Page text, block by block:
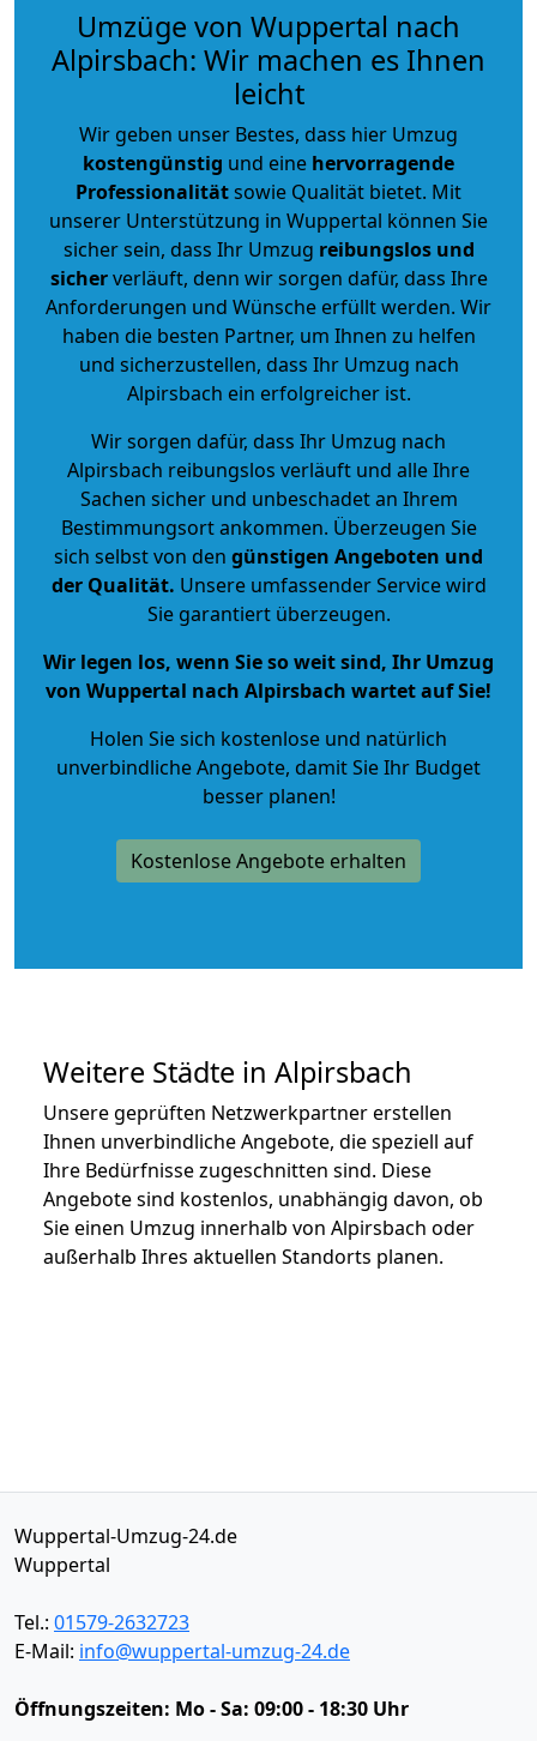
Umzüge von Wuppertal nach
Alpirsbach: Wir machen es Ihnen
leicht
Wir geben unser Bestes, dass hier Umzug
kostengünstig und eine hervorragende
Professionalitätsowie Qualität bietet. Mit
unserer Unterstützung in Wuppertal können Sie
sicher sein, dass Ihr Umzug reibungslos und
sicherverläuft, denn wir sorgen dafür, dass Ihre
Anforderungen und Wünsche erfüllt werden. Wir
haben die besten Partner, um Ihnen zu helfen
und sicherzustellen, dass Ihr Umzug nach
Alpirsbach ein erfolgreicher ist.
Wir sorgen dafür, dass Ihr Umzug nach
Alpirsbach reibungslos verläuft und alle Ihre
Sachen sicher und unbeschadet an Ihrem
Bestimmungsort ankommen. Überzeugen Sie
sich selbst von den günstigen Angeboten und
der Qualität. Unsere umfassender Service wird
Sie garantiert überzeugen.
Wir legen los, wenn Sie so weit sind, Ihr Umzug
von Wuppertal nach Alpirsbach wartet auf Sie!
Holen Sie sich kostenlose und natürlich
unverbindliche Angebote, damit Sie Ihr Budget
besser planen!
Kostenlose Angebote erhalten
Weitere Städte in Alpirsbach
Unsere geprüften Netzwerkpartner erstellen
Ihnen unverbindliche Angebote, die speziell auf
Ihre Bedürfnisse zugeschnitten sind. Diese
Angebote sind kostenlos, unabhängig davon, ob
Sie einen Umzug innerhalb von Alpirsbach oder
außerhalb Ihres aktuellen Standorts planen.
Wuppertal-Umzug-24.de
Wuppertal
Tel.: 01579-2632723
E-Mail: info@wuppertal-umzug-24.de
Öffnungszeiten: Mo - Sa: 09:00 - 18:30 Uhr